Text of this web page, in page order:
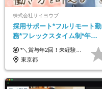
株式会社サイヨウブ
採用サポート*フルリモート勤
務*フレックスタイム制*年休
120日*土日祝休み*残業ほぼな
し*育児中社員8割以上
*＼賞与年2回！未経験から月給28万円スタート／* ◆月給28万～40万円＋賞与年2回＋各種インセンティブ ※経験・スキルを考慮の上、決定します ※試用期間6ヶ月間あり（期間中は月給26万円～になります。その他待遇等に差異はありません） ※月給には月35時間分の固定残業代含む（月5万4800円/超過分別途支給） ※ほとんどのメンバーが残業ゼロです！フレックスタイム制のため、自分の生活に合わせて調整できます。 ＼希望性で土曜日出勤あり／ お客様より「土曜日に応募者の対応をしてほしい」という ご要望を受けた際に、応募者対応⇒求職者との メッセージのやり取りなど、対応が発生する場合があります。 ※土曜日に出勤いただく場合は ・2時間稼働：4500円 ・4時間稼働：9000円 の給与が発生。勤務時間が4時間超えることは原則ありません。 短期間で高い給与をGETできるチャンスです♪
東京都